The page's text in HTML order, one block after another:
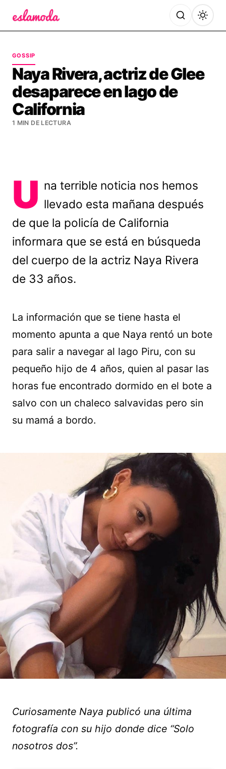
GOSSIP
Naya Rivera, actriz de Glee
desaparece en lago de
California
1 MIN DE LECTURA
U na terrible noticia nos hemos
llevado esta mañana después
de que la policía de California
informara que se está en búsqueda
del cuerpo de la actriz Naya Rivera
de 33 años.
La información que se tiene hasta el
momento apunta a que Naya rentó un bote
para salir a navegar al lago Piru, con su
pequeño hijo de 4 años, quien al pasar las
horas fue encontrado dormido en el bote a
salvo con un chaleco salvavidas pero sin
su mamá a bordo.
Curiosamente Naya publicó una última
fotografía con su hijo donde dice “Solo
nosotros dos”.